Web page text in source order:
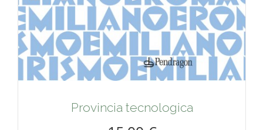
Provincia tecnologica